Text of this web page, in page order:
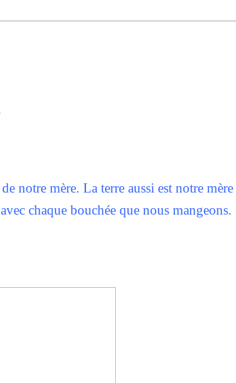
notre mère. La terre aussi est notre mère
chaque bouchée que nous mangeons.